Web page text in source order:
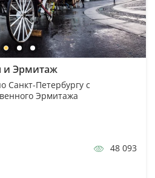
и Эрмитаж
Санкт-Петербургу с
Эрмитажа
48 093